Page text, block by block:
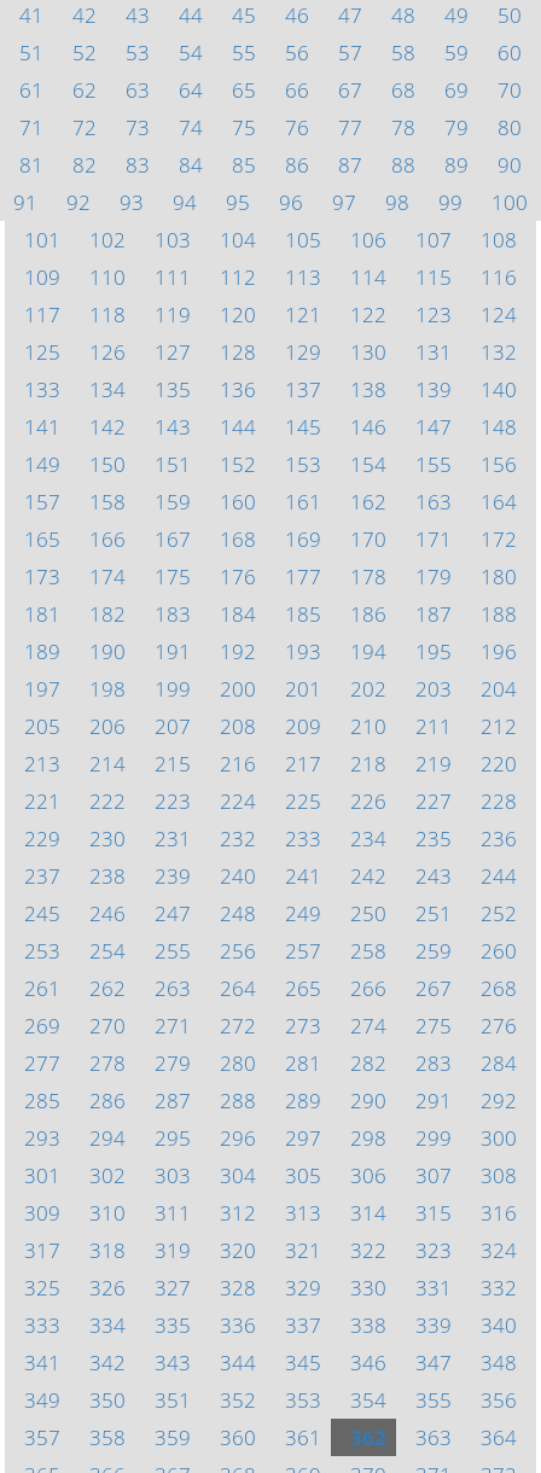
41
42 43 44 45 46 47 48 49
50
51
52 53 54 55 56 57 58 59
60
61
62 63 64 65 66 67 68 69
70
71
72 73 74 75 76 77 78 79
80
81
82 83 84 85 86 87 88 89
90
91
92 93 94 95 96 97 98 99
100
101
102 103 104 105 106 107
108
109
110 111 112 113 114 115
116
117
118 119 120 121 122 123
124
125
126 127 128 129 130 131
132
133
134 135 136 137 138 139
140
141
142 143 144 145 146 147
148
149
150 151 152 153 154 155
156
157
158 159 160 161 162 163
164
165
166 167 168 169 170 171
172
173
174 175 176 177 178 179
180
181
182 183 184 185 186 187
188
189
190 191 192 193 194 195
196
197
198 199 200 201 202 203
204
205
206 207 208 209 210 211
212
213
214 215 216 217 218 219
220
221
222 223 224 225 226 227
228
229
230 231 232 233 234 235
236
237
238 239 240 241 242 243
244
245
246 247 248 249 250 251
252
253
254 255 256 257 258 259
260
261
262 263 264 265 266 267
268
269
270 271 272 273 274 275
276
277
278 279 280 281 282 283
284
285
286 287 288 289 290 291
292
293
294 295 296 297 298 299
300
301
302 303 304 305 306 307
308
309
310 311 312 313 314 315
316
317
318 319 320 321 322 323
324
325
326 327 328 329 330 331
332
333
334 335 336 337 338 339
340
341
342 343 344 345 346 347
348
349
350 351 352 353 354 355
356
357
358 359 360 361 362 363
364